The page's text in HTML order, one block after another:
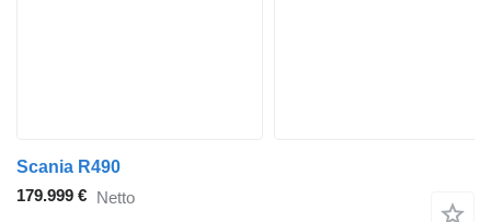
Scania R490
179.999 € Netto